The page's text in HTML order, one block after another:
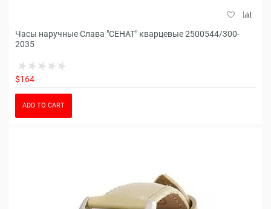
Часы наручные Слава "СЕНАТ" кварцевые 2500544/300-
2035
$164
ADD TO CART